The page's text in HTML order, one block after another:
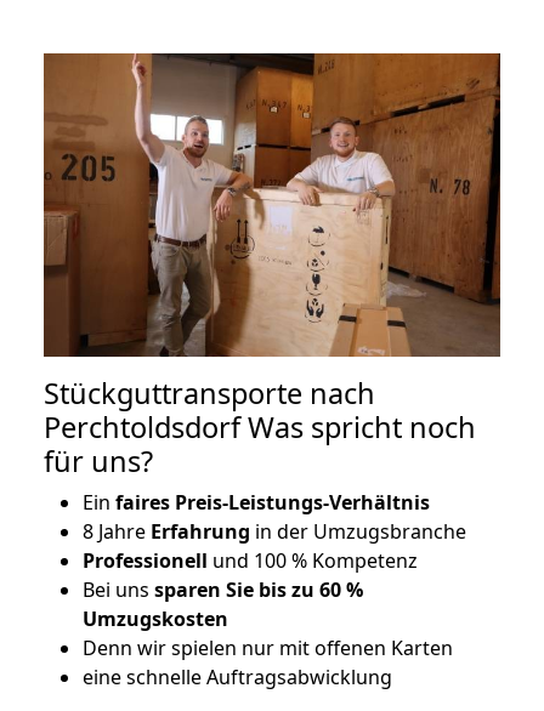
Stückguttransporte nach
Perchtoldsdorf Was spricht noch
für uns?
Ein faires Preis-Leistungs-Verhältnis
8 Jahre Erfahrung in der Umzugsbranche
Professionell und 100 % Kompetenz
Bei uns sparen Sie bis zu 60 %
Umzugskosten
Denn wir spielen nur mit offenen Karten
eine schnelle Auftragsabwicklung